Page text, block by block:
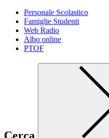
Personale Scolastico
Famiglie Studenti
Web Radio
Albo online
PTOF